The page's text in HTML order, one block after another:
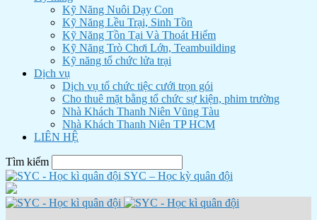
Kỹ Năng Nuôi Dạy Con
Kỹ Năng Lều Trại, Sinh Tồn
Kỹ Năng Tồn Tại Và Thoát Hiểm
Kỹ Năng Trò Chơi Lớn, Teambuilding
Kỹ năng tổ chức lửa trại
Dịch vụ
Dịch vụ tổ chức tiệc cưới trọn gói
Cho thuê mặt bằng tổ chức sự kiện, phim trường
Nhà Khách Thanh Niên Vũng Tàu
Nhà Khách Thanh Niên TP HCM
LIÊN HỆ
Tìm kiếm
SYC – Học kỳ quân đội